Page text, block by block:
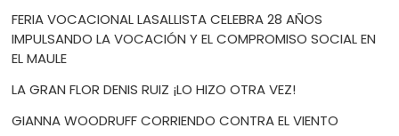
FERIA VOCACIONAL LASALLISTA CELEBRA 28 AÑOS
IMPULSANDO LA VOCACIÓN Y EL COMPROMISO SOCIAL EN
EL MAULE
LA GRAN FLOR DENIS RUIZ ¡LO HIZO OTRA VEZ!
GIANNA WOODRUFF CORRIENDO CONTRA EL VIENTO